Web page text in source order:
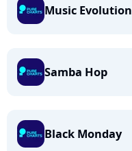
Music Evolution
Samba Hop
Black Monday